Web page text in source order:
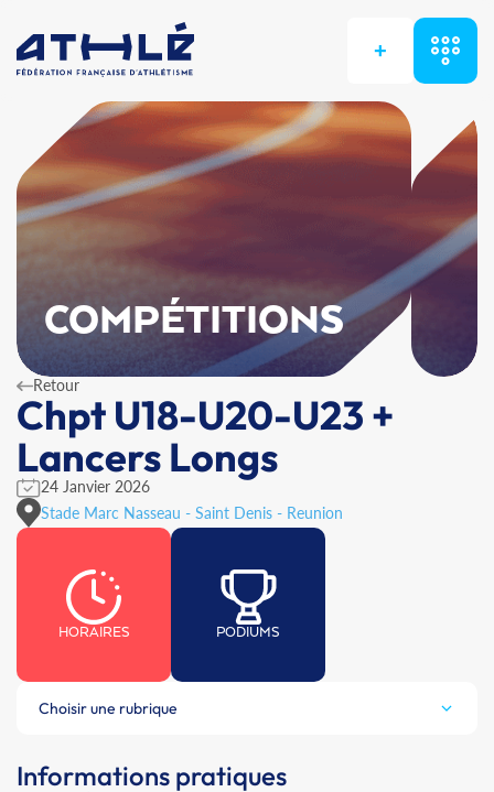
+
COMPÉTITIONS
Retour
Chpt U18-U20-U23 +
Lancers Longs
24 Janvier 2026
Stade Marc Nasseau - Saint Denis - Reunion
HORAIRES PODIUMS
Choisir une rubrique
Informations pratiques